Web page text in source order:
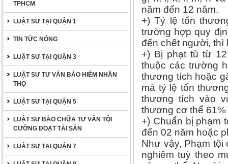
TPHCM
LUẬT SƯ TẠI QUẬN 1
TIN TỨC NÓNG
LUẬT SƯ TẠI QUẬN 3
LUẬT SƯ TƯ VẤN BẢO HIỂM NHÂN
THỌ
LUẬT SƯ TẠI QUẬN 5
LUẬT SƯ BÀO CHỮA TƯ VẤN TỘI
CƯỠNG ĐOẠT TÀI SẢN
LUẬT SƯ TẠI QUẬN 7
năm đến 12 năm.
+) Tỷ lệ tổn
trường hợp quy
đến chết người, thì
+) Bị phạt tù từ
thuộc các trường
thương tích hoặc
mà tỷ lệ tổn
thương tích vào
thương cơ thể 61%
+) Chuẩn bị phạm
đến 02 năm hoặc
Như vậy, Phạm
nghiêm tuỳ theo